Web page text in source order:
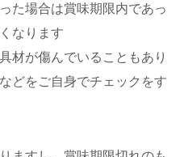
た場合は賞味期限内であっ
なります
材が傷んでいることもあり
どをご自身でチェックをす